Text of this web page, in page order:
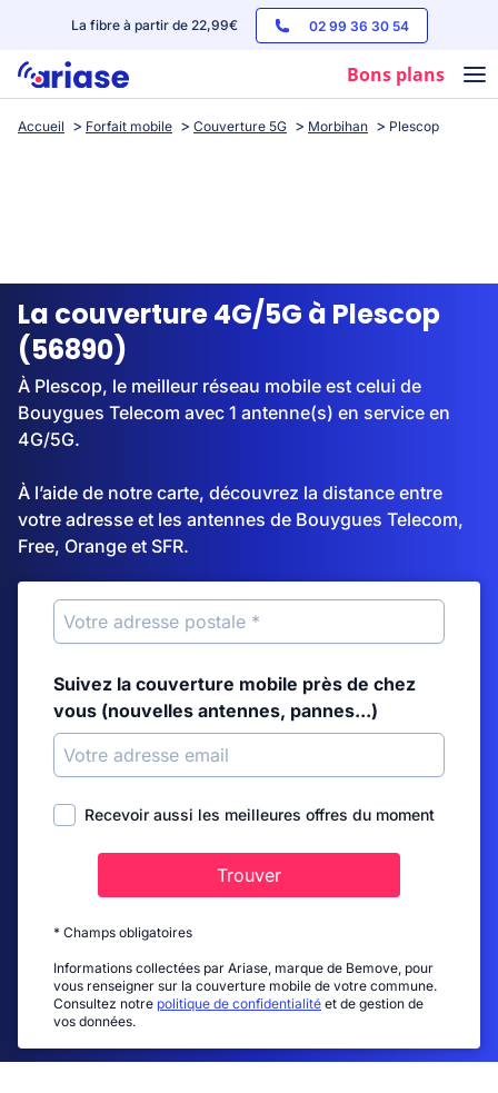
La fibre à partir de 22,99€ 02 99 36 30 54
Bons plans
Box internet
Streaming
Accueil Forfait mobile Couverture 5G Morbihan Plescop
La couverture 4G/5G à Plescop
(56890)
À Plescop, le meilleur réseau mobile est celui de
Bouygues Telecom avec 1 antenne(s) en service en
4G/5G.
À l’aide de notre carte, découvrez la distance entre
votre adresse et les antennes de Bouygues Telecom,
Free, Orange et SFR.
Suivez la couverture mobile près de chez
vous (nouvelles antennes, pannes...)
Recevoir aussi les meilleures offres du moment
Trouver
* Champs obligatoires
Informations collectées par Ariase, marque de Bemove, pour
vous renseigner sur la couverture mobile de votre commune.
Consultez notre politique de confidentialité et de gestion de
vos données.